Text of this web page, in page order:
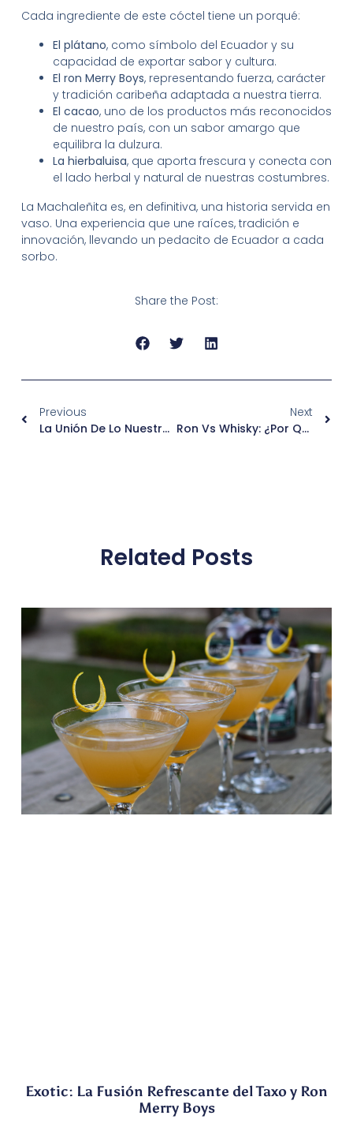
Cada ingrediente de este cóctel tiene un porqué:
El plátano, como símbolo del Ecuador y su
capacidad de exportar sabor y cultura.
El ron Merry Boys, representando fuerza, carácter
y tradición caribeña adaptada a nuestra tierra.
El cacao, uno de los productos más reconocidos
de nuestro país, con un sabor amargo que
equilibra la dulzura.
La hierbaluisa, que aporta frescura y conecta con
el lado herbal y natural de nuestras costumbres.
La Machaleñita es, en definitiva, una historia servida en
vaso. Una experiencia que une raíces, tradición e
innovación, llevando un pedacito de Ecuador a cada
sorbo.
Share the Post:
Previous
La Unión De Lo Nuestro: Merry Boys X Makay Energy
Next
Ron Vs Whisky: ¿Por Qué El Ron Conquista El Reino Unido?
Related Posts
Exotic: La Fusión Refrescante del Taxo y Ron
Merry Boys